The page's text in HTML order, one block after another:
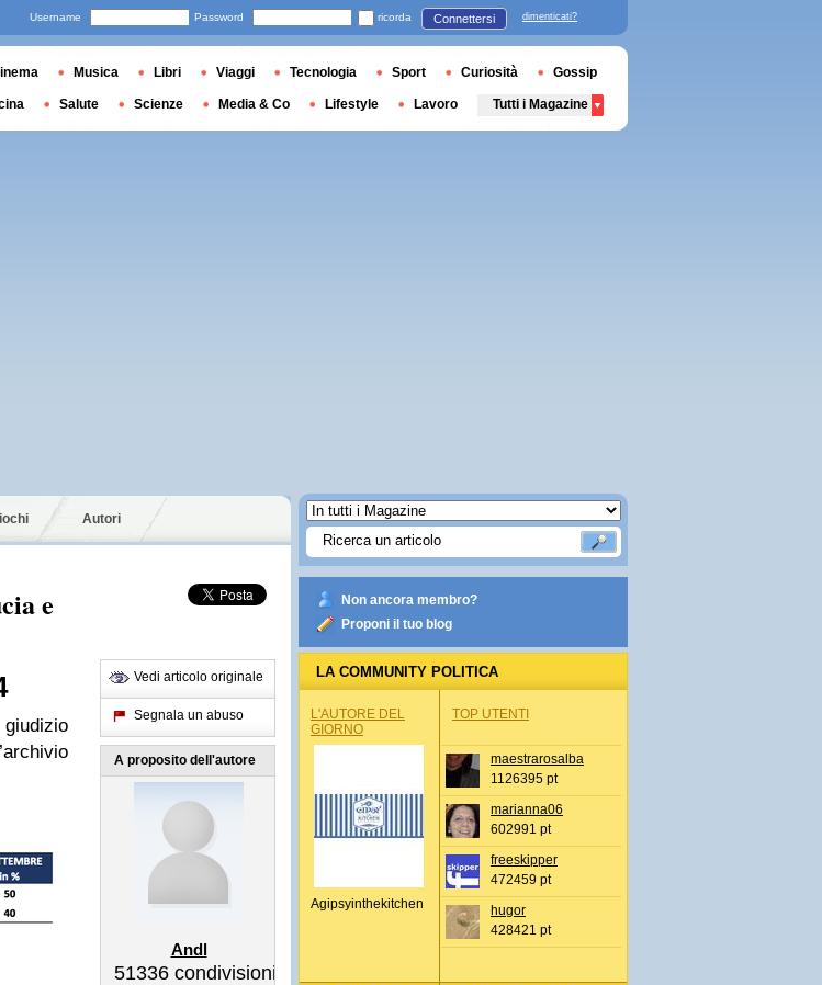
Autori
e
Vedi articolo originale
Segnala un abuso
A proposito dell'autore
Andl
51336 condivisioni
Non ancora membro?
Proponi il tuo blog
LA COMMUNITY POLITICA
L'AUTORE DEL
GIORNO
Agipsyinthekitchen
TOP UTENTI
maestrarosalba
1126395 pt
marianna06
602991 pt
freeskipper
472459 pt
hugor
428421 pt
Username Password ricorda Connettersi dimenticati?
Musica Libri Viaggi Tecnologia Sport Curiosità Gossip
Salute Scienze Media & Co Lifestyle Lavoro Tutti i Magazine